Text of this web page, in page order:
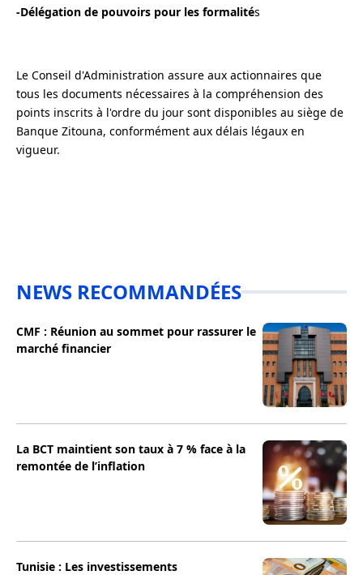
-Délégation de pouvoirs pour les formalités
Le Conseil d'Administration assure aux actionnaires que
tous les documents nécessaires à la compréhension des
points inscrits à l'ordre du jour sont disponibles au siège de
Banque Zitouna, conformément aux délais légaux en
vigueur.
NEWS RECOMMANDÉES
CMF : Réunion au sommet pour rassurer le
marché financier
La BCT maintient son taux à 7 % face à la
remontée de l’inflation
Tunisie : Les investissements